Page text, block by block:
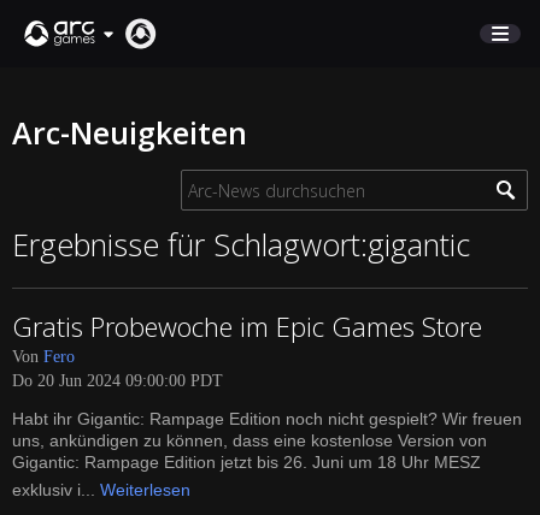
KUNDENSERVICE
English
Deutsch
Français
Italiano
Pусский
Español
Arc-Neuigkeiten
Ergebnisse für Schlagwort:gigantic
Gratis Probewoche im Epic Games Store
Von Fero
Do 20 Jun 2024 09:00:00 PDT
Habt ihr Gigantic: Rampage Edition noch nicht gespielt? Wir freuen
uns, ankündigen zu können, dass eine kostenlose Version von
Gigantic: Rampage Edition jetzt bis 26. Juni um 18 Uhr MESZ
exklusiv i... Weiterlesen